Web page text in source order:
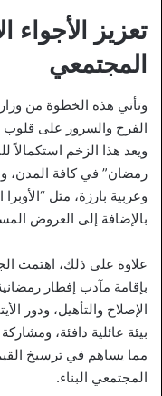
تعزيز الأجواء
المجتمعي
وتأتي هذه الخطوة من
الفرح والسرور على قلوب
ويعد هذا الزخم استكمالاً
رمضان” في كافة المدن،
وعربية بارزة، مثل
بالإضافة إلى العروض
علاوة على ذلك، اهتمت
بإقامة مآدب إفطار
الإصلاح والتأهيل، ودور
بيئة عائلية دافئة،
مما يساهم في ترسيخ القيم
المجتمعي البناء.